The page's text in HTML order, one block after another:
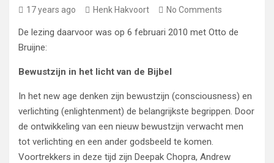
17 years ago Henk Hakvoort No Comments
De lezing daarvoor was op 6 februari 2010 met Otto de
Bruijne:
Bewustzijn in het licht van de Bijbel
In het new age denken zijn bewustzijn (consciousness) en
verlichting (enlightenment) de belangrijkste begrippen. Door
de ontwikkeling van een nieuw bewustzijn verwacht men
tot verlichting en een ander godsbeeld te komen.
Voortrekkers in deze tijd zijn Deepak Chopra, Andrew